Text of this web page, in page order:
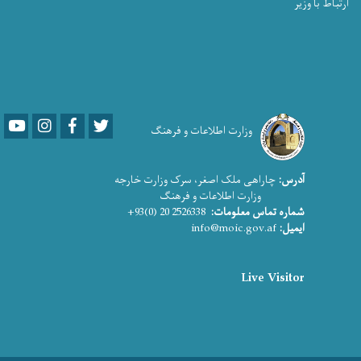
وزارت اطلاعات و فرهنگ YoutubeLinkedInFacebook
آدرس: چاراهی ملک اصغر، سرک وزارت خارجه
وزارت اطلاعات و فرهنگ
شماره تماس معلومات:
ایمیل:
Live Visitor